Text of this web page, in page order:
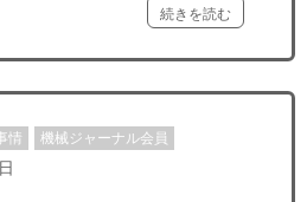
続きを読む
情 機械ジャーナル会員